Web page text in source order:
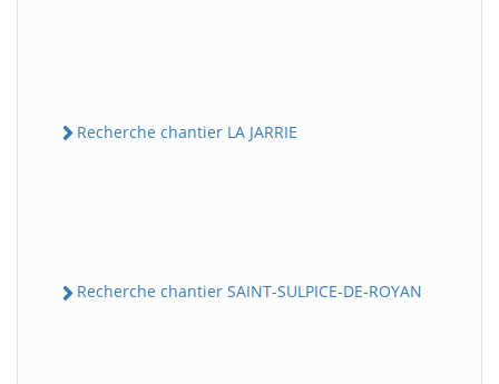
Recherche chantier LA JARRIE
Recherche chantier SAINT-SULPICE-DE-ROYAN